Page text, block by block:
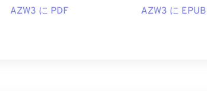
AZW3 に PDF AZW3 に EPUB